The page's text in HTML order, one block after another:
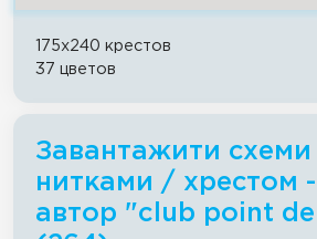
175x240 крестов
37 цветов
Завантажити
нитками / хрестом
автор "club point